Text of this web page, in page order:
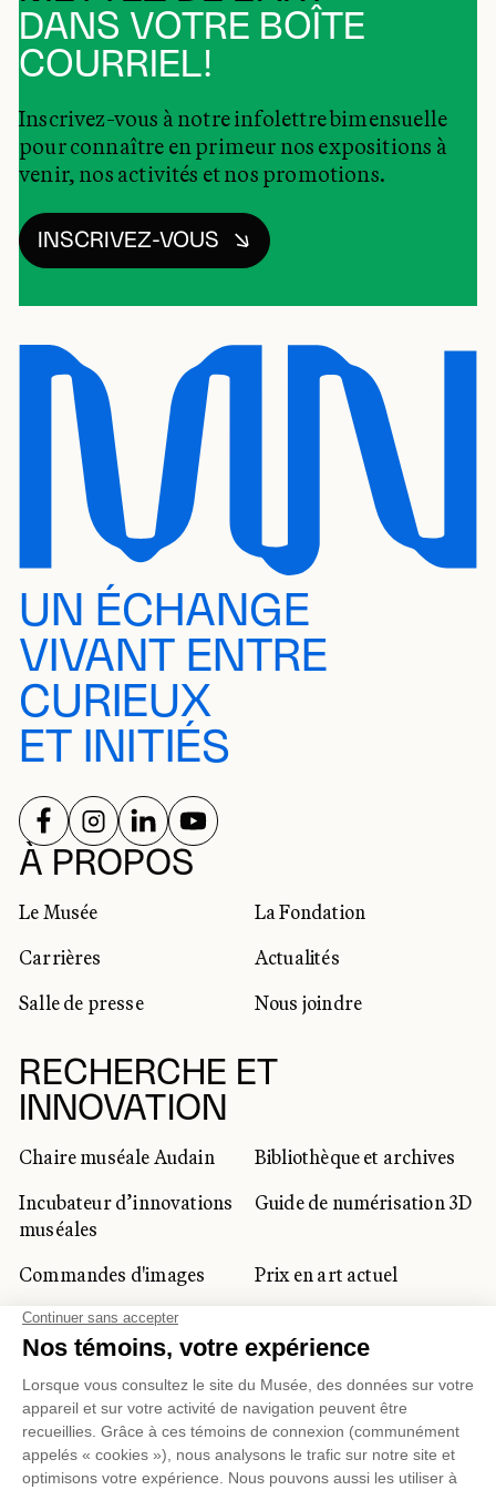
DANS VOTRE BOÎTE
COURRIEL!
Inscrivez-vous à notre infolettre bimensuelle
pour connaître en primeur nos expositions à
venir, nos activités et nos promotions.
INSCRIVEZ-VOUS
UN ÉCHANGE
VIVANT ENTRE
CURIEUX
ET INITIÉS
À PROPOS
Le Musée
La Fondation
Carrières
Actualités
Salle de presse
Nous joindre
RECHERCHE ET
INNOVATION
Chaire muséale Audain
Bibliothèque et archives
Incubateur d’innovations
muséales
Guide de numérisation 3D
Commandes d'images
Prix en art actuel
Prix Lynne-Cohen
CLIENTÈLE CORPORATIVE
ET PRIVÉE
Location d'espaces Activités corporatives
RÉSEAUX SOCIAUX
SUIVEZ-NOUS SUR
SUIVEZ-NOUS SUR
SUIVEZ-NOUS SUR
SUIVEZ-NOUS SUR